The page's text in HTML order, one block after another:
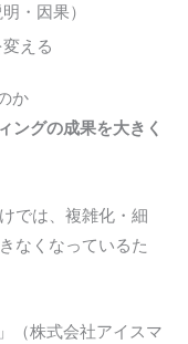
・因果）
える
か
ングの成果を大きく
では、複雑化・細
なくなっているた
（株式会社アイスマ